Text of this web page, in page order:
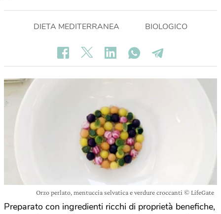
DIETA MEDITERRANEA BIOLOGICO
Orzo perlato, mentuccia selvatica e verdure croccanti © LifeGate
Preparato con ingredienti ricchi di proprietà benefiche,